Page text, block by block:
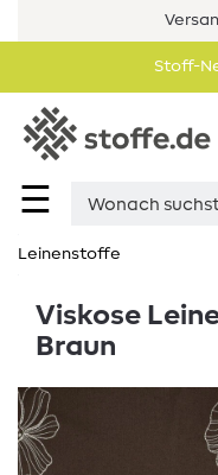
Stoff-
☰
Leinenstoffe
Viskose
Braun